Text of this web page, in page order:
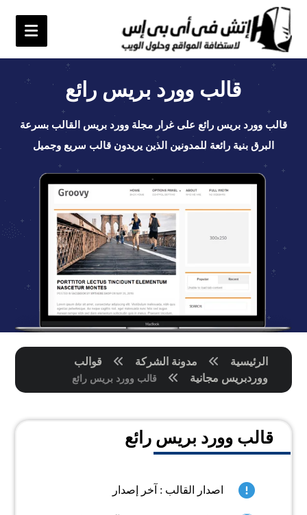
قالب وورد بريس رائع
قالب وورد بريس رائع على غرار مجلة وورد بريس القالب بسرعة
البرق بنية رائعة للمدونين الذين يريدون قالب سريع وجميل
الرئيسية مدونة الشركة
قوالب
ووردبريس مجانية
قالب وورد بريس رائع
قالب وورد بريس رائع
اصدار القالب : آخر إصدار